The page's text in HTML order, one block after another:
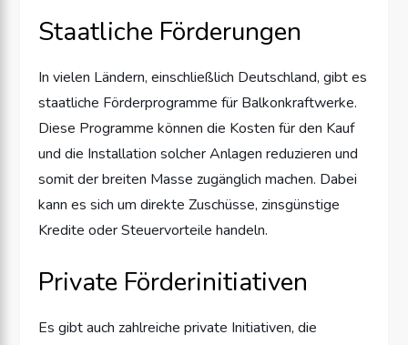
Staatliche Förderungen
In vielen Ländern, einschließlich Deutschland, gibt es
staatliche Förderprogramme für Balkonkraftwerke.
Diese Programme können die Kosten für den Kauf
und die Installation solcher Anlagen reduzieren und
somit der breiten Masse zugänglich machen. Dabei
kann es sich um direkte Zuschüsse, zinsgünstige
Kredite oder Steuervorteile handeln.
Private Förderinitiativen
Es gibt auch zahlreiche private Initiativen, die